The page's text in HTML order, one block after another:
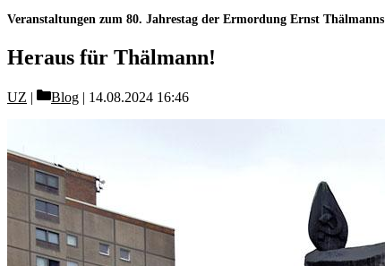
Veranstaltungen zum 80. Jahrestag der Ermordung Ernst Thälmanns
Heraus für Thälmann!
UZ Categories
Blog 14.08.2024 16:46